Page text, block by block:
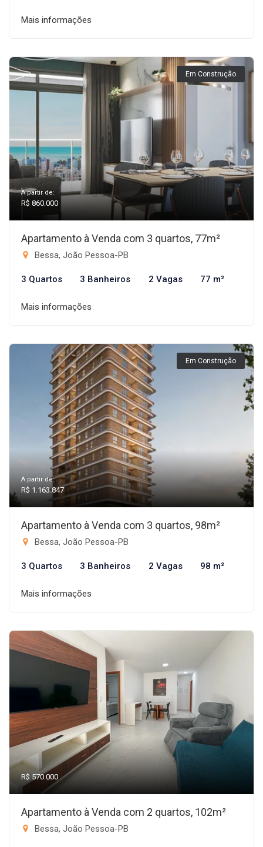
Mais informações
Em Construção
A partir de:
R$ 860.000
Apartamento à Venda com 3 quartos, 77m²
Bessa, João Pessoa-PB
3 Quartos 3 Banheiros 2 Vagas 77 m²
Mais informações
Em Construção
A partir de:
R$ 1.163.847
Apartamento à Venda com 3 quartos, 98m²
Bessa, João Pessoa-PB
3 Quartos 3 Banheiros 2 Vagas 98 m²
Mais informações
R$ 570.000
Apartamento à Venda com 2 quartos, 102m²
Bessa, João Pessoa-PB